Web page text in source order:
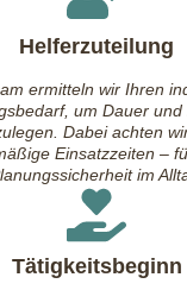
Helferzuteilung
ermitteln wir Ihren
um Dauer
Dabei achten
Einsatzzeiten –
im
Tätigkeitsbeginn